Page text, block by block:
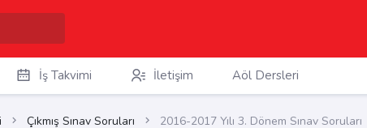
İş Takvimi İletişim Aöl Dersleri
Çıkmış Sınav Soruları 2016-2017 Yılı 3. Dönem Sınav Soruları